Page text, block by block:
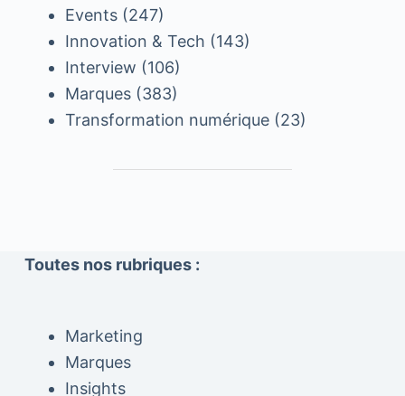
Events(247)
Innovation & Tech (143)
Interview (106)
Marques(383)
Transformation numérique(23)
Toutes nos rubriques :
Marketing
Marques
Insights